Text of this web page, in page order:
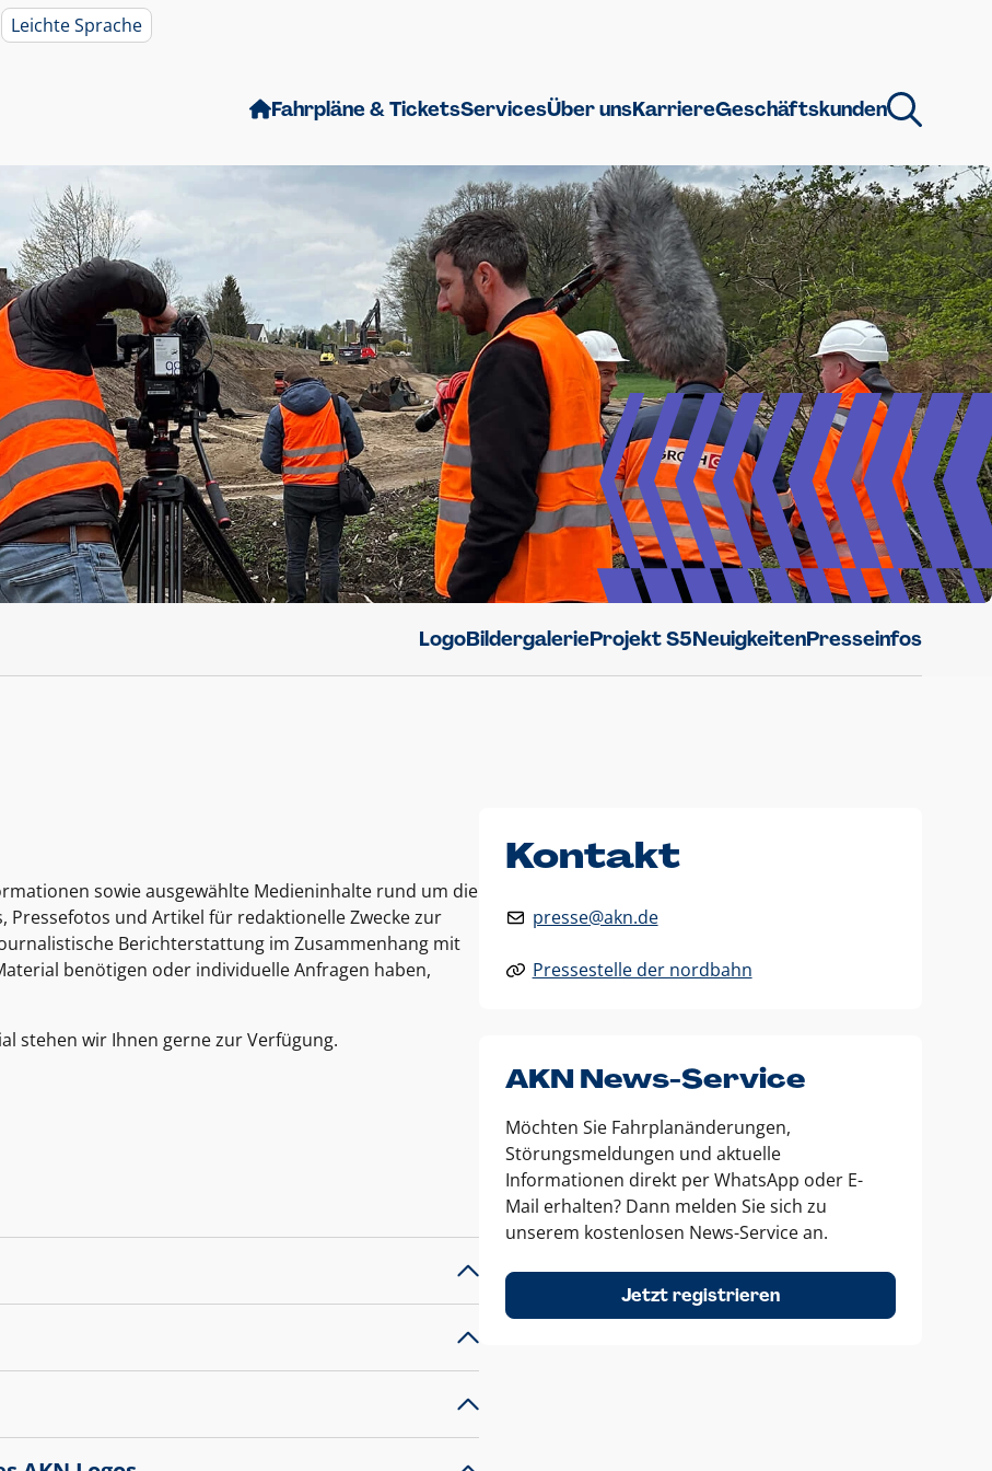
Leichte Sprache
Fahrpläne & TicketsServicesÜber unsKarriereGeschäftskunden
LogoBildergalerieProjekt S5NeuigkeitenPresseinfos
sowie ausgewählte Medieninhalte rund um die
Pressefotos und Artikel für redaktionelle Zwecke zur
Berichterstattung im Zusammenhang mit
benötigen oder individuelle Anfragen haben,
stehen wir Ihnen gerne zur Verfügung.
Kontakt
presse@akn.de
Pressestelle der nordbahn
AKN News-Service
Möchten Sie Fahrplanänderungen,
Störungsmeldungen und aktuelle
Informationen direkt per WhatsApp oder E-
Mail erhalten? Dann melden Sie sich zu
unserem kostenlosen News-Service an.
Jetzt registrieren